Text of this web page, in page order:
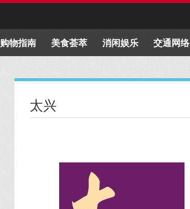
购物指南 美食荟萃 消闲娱乐 交通网络
太兴